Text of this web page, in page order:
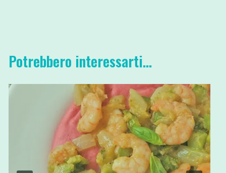
Potrebbero interessarti...